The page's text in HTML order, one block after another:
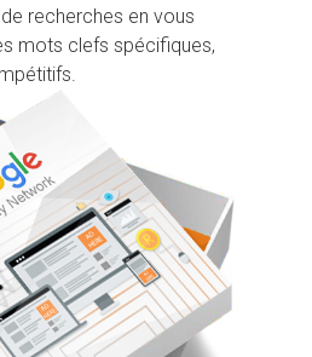
recherches en vous
mots clefs spécifiques,